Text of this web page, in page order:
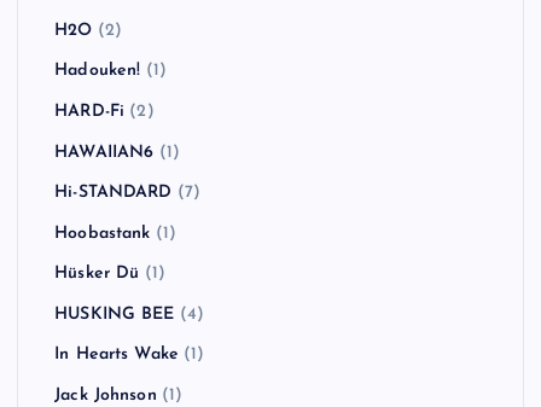
H2O (2)
Hadouken! (1)
HARD-Fi (2)
HAWAIIAN6 (1)
Hi-STANDARD (7)
Hoobastank (1)
Hüsker Dü (1)
HUSKING BEE (4)
In Hearts Wake (1)
Jack Johnson (1)